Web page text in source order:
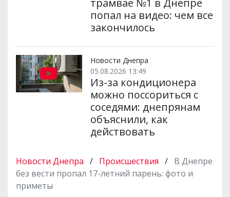
трамвае №1 в Днепре
попал на видео: чем все
закончилось
Новости Днепра
05.08.2026 13:49
Из-за кондиционера
можно поссориться с
соседями: днепрянам
объяснили, как
действовать
Новости Днепра / Происшествия / В Днепре
без вести пропал 17-летний парень: фото и
приметы